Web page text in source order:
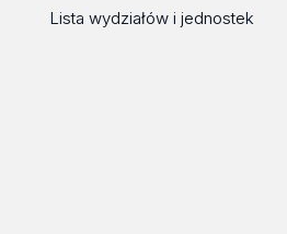
Lista wydziałów i jednostek